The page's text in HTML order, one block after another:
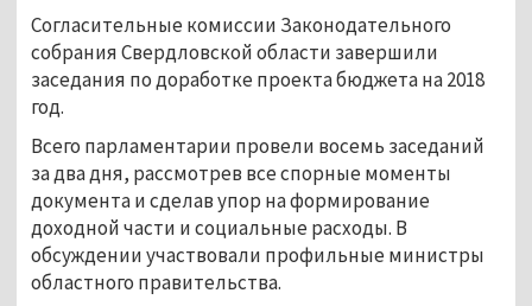
Согласительные комиссии Законодательного
собрания Свердловской области завершили
заседания по доработке проекта бюджета на 2018
год.
Всего парламентарии провели восемь заседаний
за два дня, рассмотрев все спорные моменты
документа и сделав упор на формирование
доходной части и социальные расходы. В
обсуждении участвовали профильные министры
областного правительства.